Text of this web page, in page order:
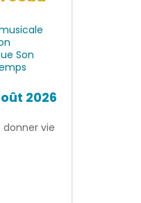
Son
2026
donner vie